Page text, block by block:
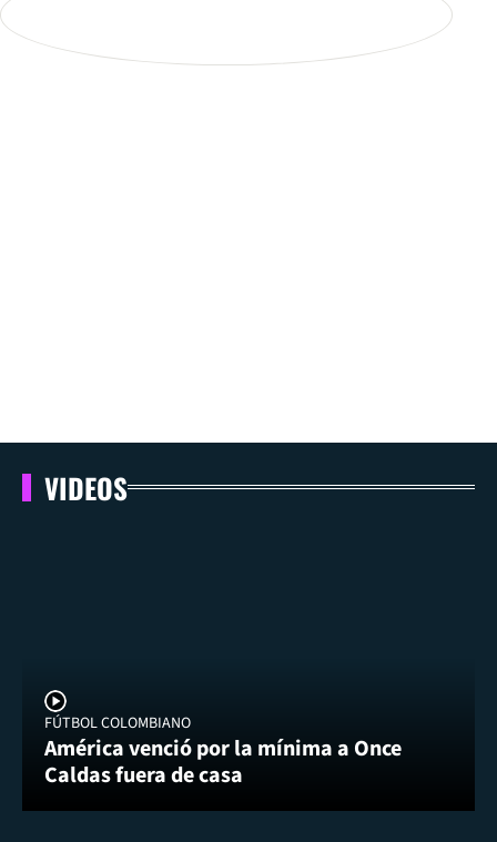
VIDEOS
FÚTBOL COLOMBIANO
América venció por la mínima a Once
Caldas fuera de casa